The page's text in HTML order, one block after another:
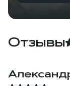
Отзывы